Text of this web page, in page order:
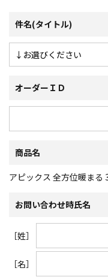
件名(タイトル)
オーダーＩＤ
商品名
アピックス 全方位暖まる
お問い合わせ時氏名
［姓］
［名］